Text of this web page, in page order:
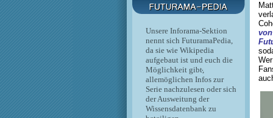
Unsere Inforama-Sektion
nennt sich FuturamaPedia,
da sie wie Wikipedia
aufgebaut ist und euch die
Möglichkeit gibt,
allemöglichen Infos zur
Serie nachzulesen oder sich
der Ausweitung der
Wissensdatenbank zu